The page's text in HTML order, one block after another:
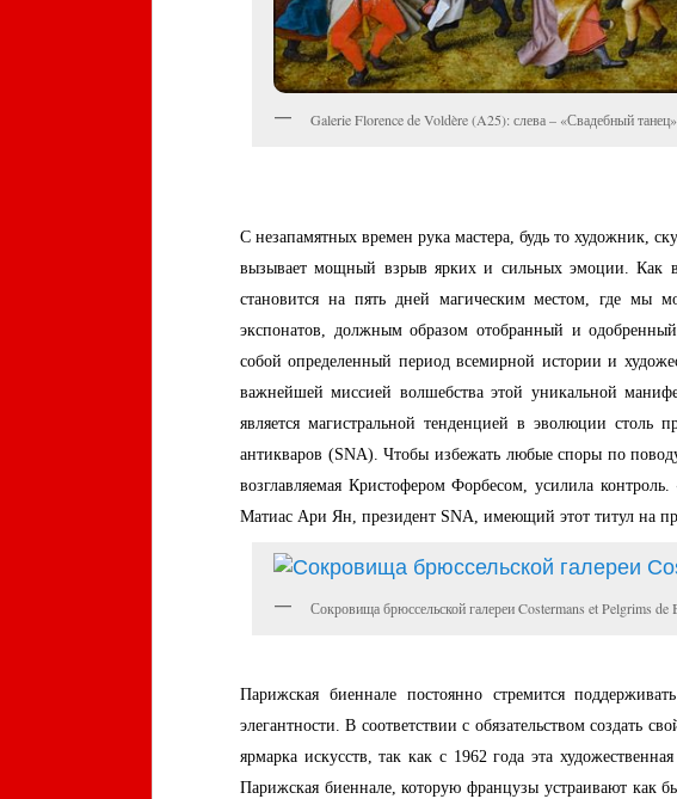
Galerie Florence de Voldère (A25): слева – «Свадебный
С незапамятных времен рука мастера, будь то художник,
вызывает мощный взрыв ярких и сильных эмоции. Как
становится на пять дней магическим местом, где мы
экспонатов, должным образом отобранный и
собой определенный период всемирной истории и
важнейшей миссией волшебства этой уникальной
является магистральной тенденцией в эволюции столь
антикваров (SNA). Чтобы избежать любые споры по
возглавляемая Кристофером Форбесом, усилила
Матиас Ари Ян, президент SNA, имеющий этот титул на
Сокровища брюссельской галереи Costermans et Pelgrims de
Парижская биеннале постоянно стремится
элегантности. В соответствии с обязательством создать
ярмарка искусств, так как с 1962 года эта
Парижская биеннале, которую французы устраивают как